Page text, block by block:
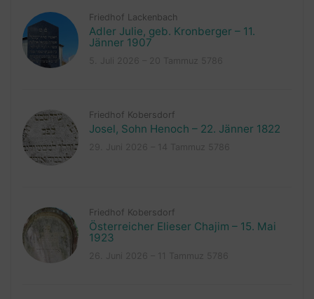
Friedhof Lackenbach
Adler Julie, geb. Kronberger – 11.
Jänner 1907
Friedhof Kobersdorf
Josel, Sohn Henoch – 22. Jänner 1822
Friedhof Kobersdorf
Österreicher Elieser Chajim – 15. Mai
1923